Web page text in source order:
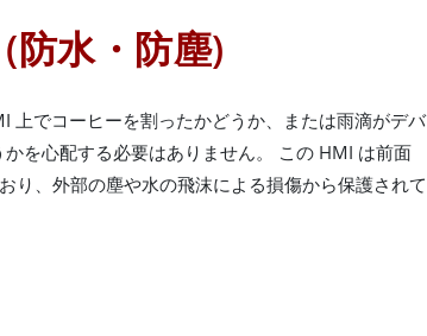
防水・防塵)
上でコーヒーを割ったかどうか、または雨滴がデバ
を心配する必要はありません。 この HMI は前面
り、外部の塵や水の飛沫による損傷から保護されて